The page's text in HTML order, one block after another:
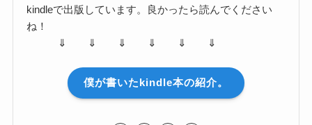
kindleで出版しています。良かったら読んでください
ね！
⇓ ⇓ ⇓ ⇓ ⇓ ⇓
僕が書いたkindle本の紹介。